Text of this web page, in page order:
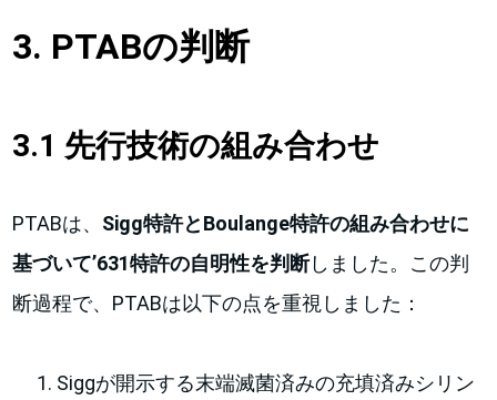
3. PTABの判断
3.1 先行技術の組み合わせ
PTABは、 Sigg特許とBoulange特許の組み合わせに
基づいて’631特許の自明性を判断しました。この判
断過程で、PTABは以下の点を重視しました：
Siggが開示する末端滅菌済みの充填済みシリン